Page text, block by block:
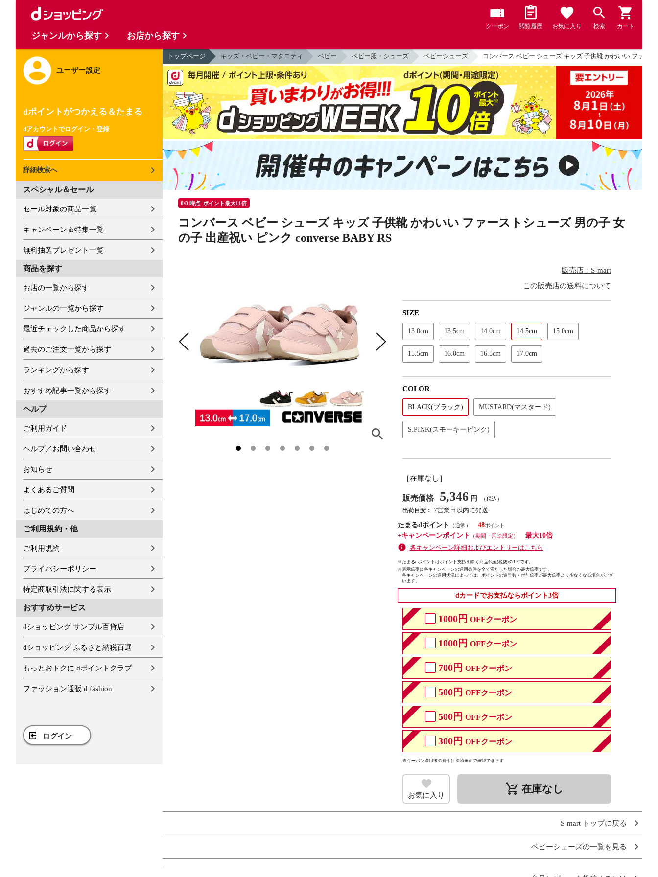
クーポン 閲覧履歴 お気に入り 検索 カート
ユーザー設定
dポイントがつかえる＆たまる
dアカウントでログイン・登録
詳細検索へ
スペシャル＆セール
セール対象の商品一覧
キャンペーン＆特集一覧
無料抽選プレゼント一覧
商品を探す
お店の一覧から探す
ジャンルの一覧から探す
最近チェックした商品から探す
過去のご注文一覧から探す
ランキングから探す
おすすめ記事一覧から探す
ヘルプ
ご利用ガイド
ヘルプ／お問い合わせ
お知らせ
よくあるご質問
はじめての方へ
ご利用規約・他
ご利用規約
プライバシーポリシー
特定商取引法に関する表示
おすすめサービス
dショッピング サンプル百貨店
dショッピング ふるさと納税百選
もっとおトクに dポイントクラブ
ファッション通販 d fashion
ログイン
トップページ キッズ・ベビー・マタニティ ベビー ベビー服・シューズ ベビーシューズ コンバース ベビー シューズ キッズ 子供靴 かわいい ファー
8/8 時点_ポイント最大11倍
コンバース ベビー シューズ キッズ 子供靴 かわいい ファーストシューズ 男の子 女
の子 出産祝い ピンク converse BABY RS
販売店：S-mart
この販売店の送料について
SIZE
13.0cm 13.5cm 14.0cm 14.5cm 15.0cm
15.5cm 16.0cm 16.5cm 17.0cm
COLOR
BLACK(ブラック) MUSTARD(マスタード)
S.PINK(スモーキーピンク)
［在庫なし］
販売価格 5,346 円 （税込）
出荷目安： 7営業日以内に発送
たまるdポイント
（通常）
48
+キャンペーンポイント
（期間・用途限定）
最大10倍
各キャンペーン詳細およびエントリーはこちら
※たまるdポイントはポイント支払を除く商品代金(税抜)の1％です。
※表示倍率は各キャンペーンの適用条件を全て満たした場合の最大倍率です。
各キャンペーンの適用状況によっては、ポイントの進呈数・付与倍率が最大倍率より少なくなる場合がござ
います。
dカードでお支払ならポイント3倍
1000円 OFFクーポン
1000円 OFFクーポン
700円 OFFクーポン
500円 OFFクーポン
500円 OFFクーポン
300円 OFFクーポン
※クーポン適用後の費用は決済画面で確認できます
お気に入り remove_shopping_cart 在庫なし
S-mart トップに戻る
ベビーシューズの一覧を見る
ジャンルから探す お店から探す